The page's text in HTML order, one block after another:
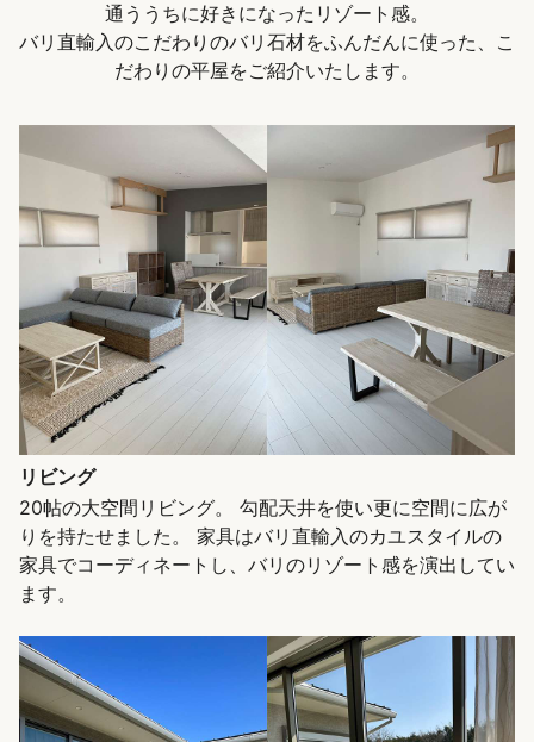
通ううちに好きになったリゾート感。
バリ直輸入のこだわりのバリ石材をふんだんに使った、こ
だわりの平屋をご紹介いたします。
リビング
20帖の大空間リビング。 勾配天井を使い更に空間に広が
りを持たせました。 家具はバリ直輸入のカユスタイルの
家具でコーディネートし、バリのリゾート感を演出してい
ます。